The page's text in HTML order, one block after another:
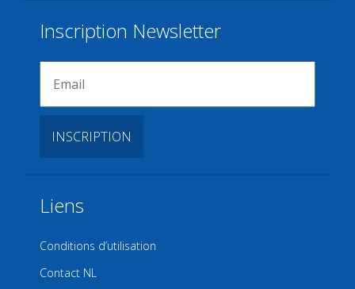
Inscription Newsletter
Liens
Conditions d’utilisation
Contact NL